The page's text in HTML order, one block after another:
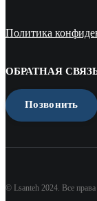
Политика
ОБРАТНАЯ
Позвонить
© Lsanteh 2024. Все